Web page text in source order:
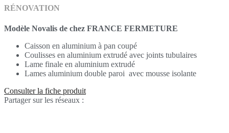
RÉNOVATION
Modèle Novalis de chez FRANCE FERMETURE
Caisson en aluminium à pan coupé
Coulisses en aluminium extrudé avec joints tubulaires
Lame finale en aluminium extrudé
Lames aluminium double paroi avec mousse isolante
Consulter la fiche produit
Partager sur les réseaux :